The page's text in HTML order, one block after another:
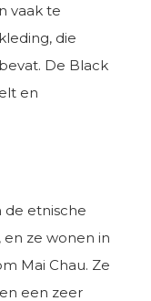
vaak te
die
De Black
en
de etnische
ze wonen in
Mai Chau. Ze
een zeer